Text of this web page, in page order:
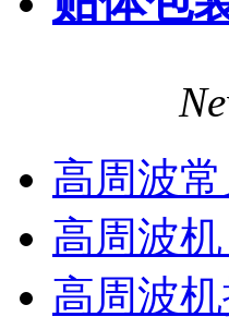
高周波
高周波
高周波